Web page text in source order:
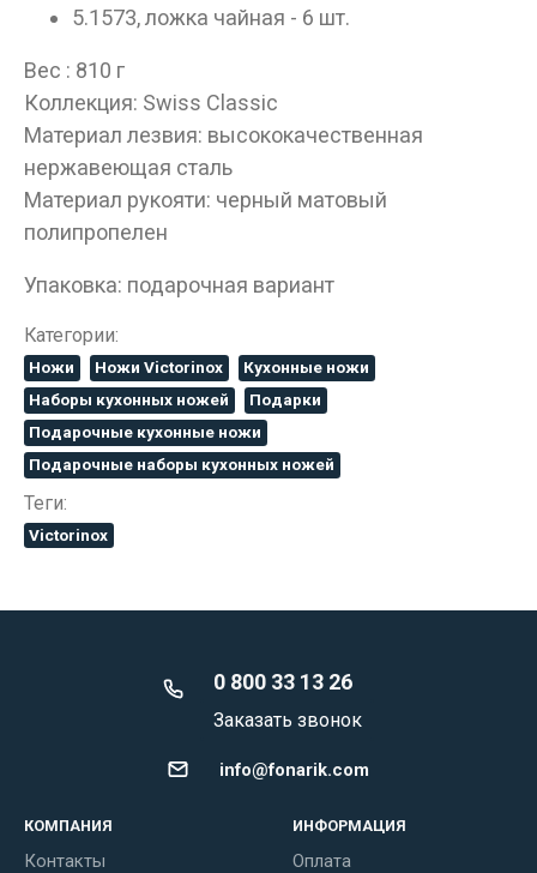
5.1573, ложка чайная - 6 шт.
Вес : 810 г
Коллекция: Swiss Classic
Материал лезвия: высококачественная
нержавеющая сталь
Материал рукояти: черный матовый
полипропелен
Упаковка: подарочная вариант
Категории:
Ножи Ножи Victorinox
Кухонные ножи
Наборы кухонных ножей
Подарки
Подарочные кухонные ножи
Подарочные наборы кухонных ножей
Теги:
Victorinox
0 800 33 13 26
Заказать звонок
info@fonarik.com
КОМПАНИЯ
Контакты
ИНФОРМАЦИЯ
Оплата